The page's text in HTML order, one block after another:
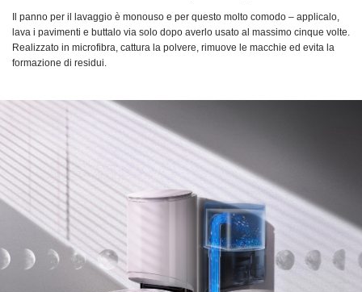
Il panno per il lavaggio è monouso e per questo molto comodo – applicalo,
lava i pavimenti e buttalo via solo dopo averlo usato al massimo cinque volte.
Realizzato in microfibra, cattura la polvere, rimuove le macchie ed evita la
formazione di residui.